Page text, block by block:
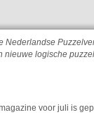
Nederlandse
nieuwe logische
voor juli is